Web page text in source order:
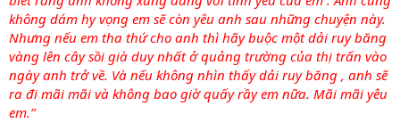
không dám hy vọng em sẽ còn yêu anh sau những chuyện này.
Nhưng nếu em tha thứ cho anh thì hãy buộc một dải ruy băng
vàng lên cây sồi già duy nhất ở quảng trường của thị trấn vào
ngày anh trở về. Và nếu không nhìn thấy dải ruy băng , anh sẽ
ra đi mãi mãi và không bao giờ quấy rầy em nữa. Mãi mãi yêu
em.”